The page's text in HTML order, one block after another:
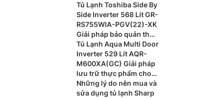
hiện đại cho gia đình
Tủ Lạnh Toshiba Side By
Side Inverter 568 Lít GR-
RS755WIA-PGV(22)-XK
Giải pháp bảo quản thực
phẩm cao cấp
Tủ Lạnh Aqua Multi Door
Inverter 529 Lít AQR-
M600XA(GC) Giải pháp
lưu trữ thực phẩm cho
gia đình hiện đại
Những lý do nên mua và
sửa dụng tủ lạnh Sharp